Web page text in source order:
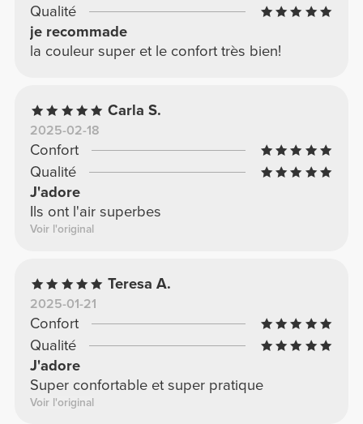
Qualité
je recommade
la couleur super et le confort très bien!
Carla S.
2025-02-18
Confort
Qualité
J'adore
Ils ont l'air superbes
Voir l'original
Teresa A.
2025-01-21
Confort
Qualité
J'adore
Super confortable et super pratique
Voir l'original